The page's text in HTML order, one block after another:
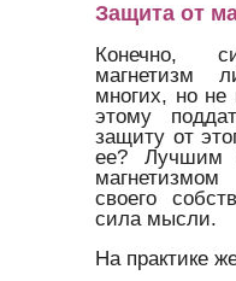
Защита от
Конечно,
магнетизм
многих, но не
этому
защиту от
ее? Лучшим
своего
сила мысли.
На практике